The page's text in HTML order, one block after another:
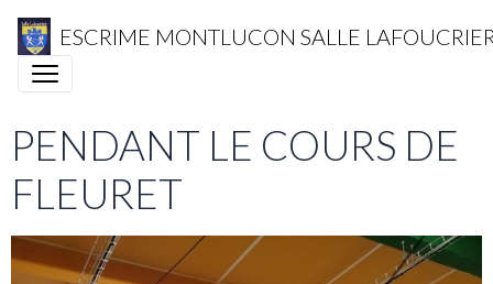
ESCRIME MONTLUCON SALLE
PENDANT LE COURS DE
FLEURET